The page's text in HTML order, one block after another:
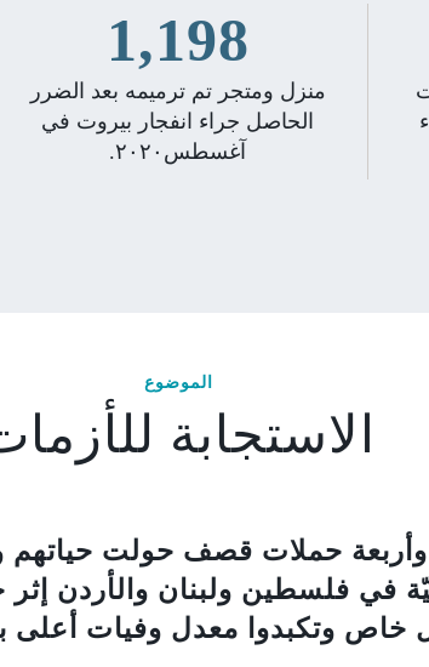
1,198
منزل ومتجر تم ترميمه بعد الضرر
الحاصل جراء انفجار بيروت في
آغسطس٢٠٢٠.
الموضوع
الاستجابة
الحصار وأربعة حملات قصف حولت
في فلسطين ولبنان والأردن إثر
خاص وتكبدوا معدل وفيات أعلى